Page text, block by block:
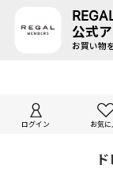
公式
お買い物
ログイン お気に